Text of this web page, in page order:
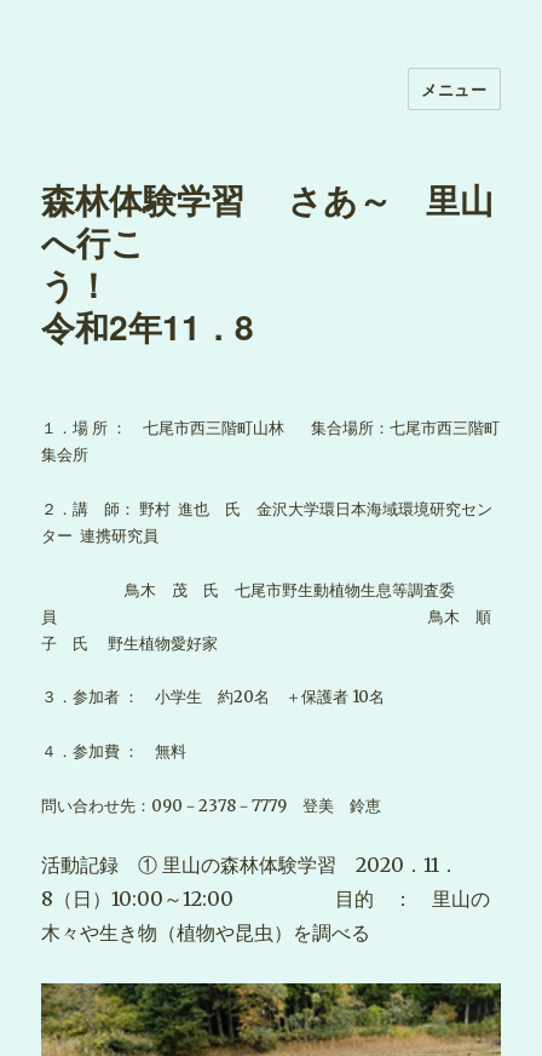
メニュー
森林体験学習 さあ～ 里山
へ行こ
う！
令和2年11．8
１．場 所 ： 七尾市西三階町山林 集合場所：七尾市西三階町
集会所
２．講 師： 野村 進也 氏 金沢大学環日本海域環境研究セン
ター 連携研究員
鳥木 茂 氏 七尾市野生動植物生息等調査委
員 鳥木 順
子 氏 野生植物愛好家
３．参加者 ： 小学生 約20名 ＋保護者 10名
４．参加費 ： 無料
問い合わせ先：090－2378－7779 登美 鈴恵
活動記録 ① 里山の森林体験学習 2020．11．
8（日）10:00～12:00 目的 ： 里山の
木々や生き物（植物や昆虫）を調べる